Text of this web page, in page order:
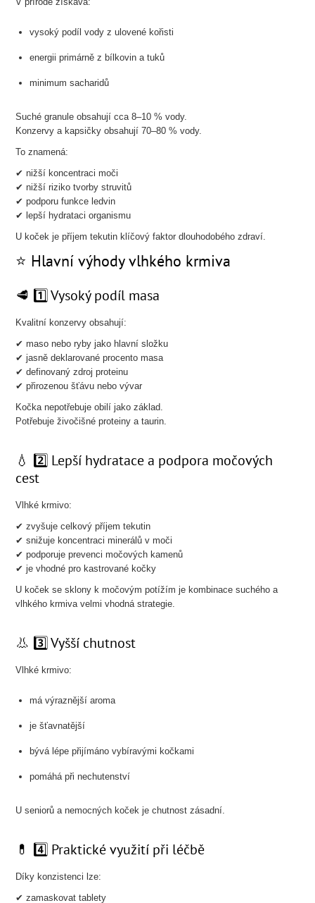
vysoký podíl vody z ulovené kořisti
energii primárně z bílkovin a tuků
minimum sacharidů
Suché granule obsahují cca 8–10 % vody.
Konzervy a kapsičky obsahují 70–80 % vody.
To znamená:
✔ nižší koncentraci moči
✔ nižší riziko tvorby struvitů
✔ podporu funkce ledvin
✔ lepší hydrataci organismu
U koček je příjem tekutin klíčový faktor dlouhodobého zdraví.
⭐ Hlavní výhody vlhkého krmiva
🥩 1️⃣ Vysoký podíl masa
Kvalitní konzervy obsahují:
✔ maso nebo ryby jako hlavní složku
✔ jasně deklarované procento masa
✔ definovaný zdroj proteinu
✔ přirozenou šťávu nebo vývar
Kočka nepotřebuje obilí jako základ.
Potřebuje živočišné proteiny a taurin.
💧 2️⃣ Lepší hydratace a podpora močových
cest
Vlhké krmivo:
✔ zvyšuje celkový příjem tekutin
✔ snižuje koncentraci minerálů v moči
✔ podporuje prevenci močových kamenů
✔ je vhodné pro kastrované kočky
U koček se sklony k močovým potížím je kombinace suchého a
vlhkého krmiva velmi vhodná strategie.
👃 3️⃣ Vyšší chutnost
Vlhké krmivo:
má výraznější aroma
je šťavnatější
bývá lépe přijímáno vybíravými kočkami
pomáhá při nechutenství
U seniorů a nemocných koček je chutnost zásadní.
💊 4️⃣ Praktické využití při léčbě
Díky konzistenci lze:
✔ zamaskovat tablety